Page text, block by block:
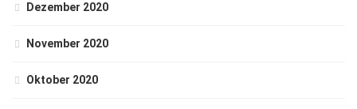
Dezember 2020
November 2020
Oktober 2020